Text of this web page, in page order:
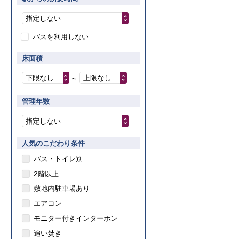
指定しない
バスを利用しない
床面積
下限なし ～ 上限なし
管理年数
指定しない
人気のこだわり条件
バス・トイレ別
2階以上
敷地内駐車場あり
エアコン
モニター付きインターホン
追い焚き